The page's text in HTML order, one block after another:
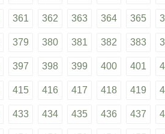
361 362 363 364 365
379 380 381 382 383
397 398 399 400 401
415 416 417 418 419
433 434 435 436 437